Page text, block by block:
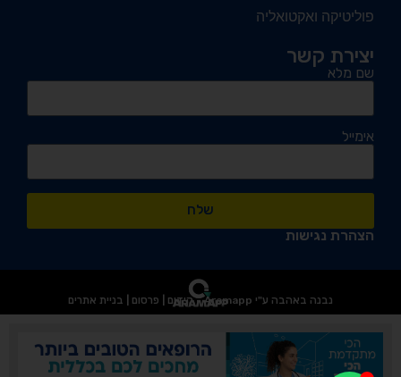
פוליטיקה ואקטואליה
יצירת קשר
שם מלא
אימייל
שלח
הצהרת נגישות
נבנה באהבה ע"י Aramapp - קידום | פרסום | בניית אתרים